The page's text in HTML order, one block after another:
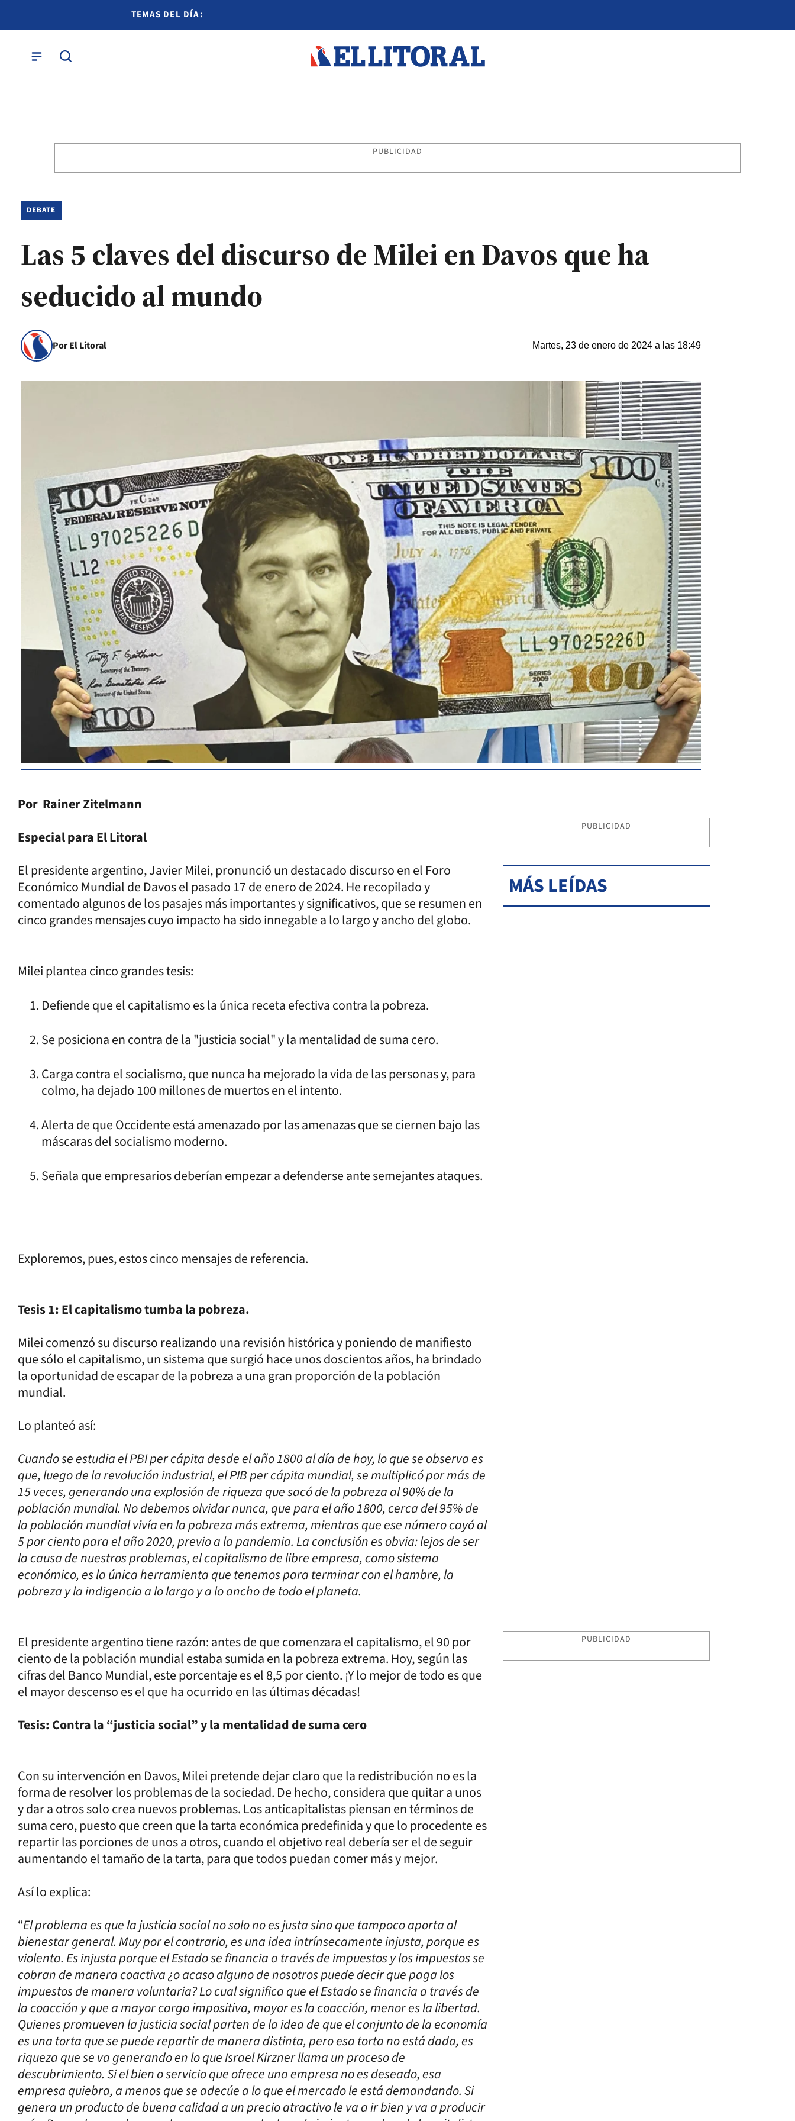
TEMAS DEL DÍA:
PUBLICIDAD
DEBATE
Las 5 claves del discurso de Milei en Davos que ha
seducido al mundo
Por El Litoral Martes, 23 de enero de 2024 a las 18:49
Por Rainer Zitelmann
Especial para El Litoral
El presidente argentino, Javier Milei, pronunció un destacado discurso en el Foro
Económico Mundial de Davos el pasado 17 de enero de 2024. He recopilado y
comentado algunos de los pasajes más importantes y significativos, que se resumen en
cinco grandes mensajes cuyo impacto ha sido innegable a lo largo y ancho del globo.
Milei plantea cinco grandes tesis:
Defiende que el capitalismo es la única receta efectiva contra la pobreza.
Se posiciona en contra de la "justicia social" y la mentalidad de suma cero.
Carga contra el socialismo, que nunca ha mejorado la vida de las personas y, para
colmo, ha dejado 100 millones de muertos en el intento.
Alerta de que Occidente está amenazado por las amenazas que se ciernen bajo las
máscaras del socialismo moderno.
Señala que empresarios deberían empezar a defenderse ante semejantes ataques.
Exploremos, pues, estos cinco mensajes de referencia.
Tesis 1: El capitalismo tumba la pobreza.
Milei comenzó su discurso realizando una revisión histórica y poniendo de manifiesto
que sólo el capitalismo, un sistema que surgió hace unos doscientos años, ha brindado
la oportunidad de escapar de la pobreza a una gran proporción de la población
mundial.
Lo planteó así:
Cuando se estudia el PBI per cápita desde el año 1800 al día de hoy, lo que se observa es
que, luego de la revolución industrial, el PIB per cápita mundial, se multiplicó por más de
15 veces, generando una explosión de riqueza que sacó de la pobreza al 90% de la
población mundial. No debemos olvidar nunca, que para el año 1800, cerca del 95% de
la población mundial vivía en la pobreza más extrema, mientras que ese número cayó al
5 por ciento para el año 2020, previo a la pandemia. La conclusión es obvia: lejos de ser
la causa de nuestros problemas, el capitalismo de libre empresa, como sistema
económico, es la única herramienta que tenemos para terminar con el hambre, la
pobreza y la indigencia a lo largo y a lo ancho de todo el planeta.
El presidente argentino tiene razón: antes de que comenzara el capitalismo, el 90 por
ciento de la población mundial estaba sumida en la pobreza extrema. Hoy, según las
cifras del Banco Mundial, este porcentaje es el 8,5 por ciento. ¡Y lo mejor de todo es que
el mayor descenso es el que ha ocurrido en las últimas décadas!
Tesis: Contra la “justicia social” y la mentalidad de suma cero
Con su intervención en Davos, Milei pretende dejar claro que la redistribución no es la
forma de resolver los problemas de la sociedad. De hecho, considera que quitar a unos
y dar a otros solo crea nuevos problemas. Los anticapitalistas piensan en términos de
suma cero, puesto que creen que la tarta económica predefinida y que lo procedente es
repartir las porciones de unos a otros, cuando el objetivo real debería ser el de seguir
aumentando el tamaño de la tarta, para que todos puedan comer más y mejor.
Así lo explica:
“El problema es que la justicia social no solo no es justa sino que tampoco aporta al
bienestar general. Muy por el contrario, es una idea intrínsecamente injusta, porque es
violenta. Es injusta porque el Estado se financia a través de impuestos y los impuestos se
cobran de manera coactiva ¿o acaso alguno de nosotros puede decir que paga los
impuestos de manera voluntaria? Lo cual significa que el Estado se financia a través de
la coacción y que a mayor carga impositiva, mayor es la coacción, menor es la libertad.
Quienes promueven la justicia social parten de la idea de que el conjunto de la economía
es una torta que se puede repartir de manera distinta, pero esa torta no está dada, es
riqueza que se va generando en lo que Israel Kirzner llama un proceso de
descubrimiento. Si el bien o servicio que ofrece una empresa no es deseado, esa
empresa quiebra, a menos que se adecúe a lo que el mercado le está demandando. Si
genera un producto de buena calidad a un precio atractivo le va a ir bien y va a producir
PUBLICIDAD
MÁS LEÍDAS
PUBLICIDAD